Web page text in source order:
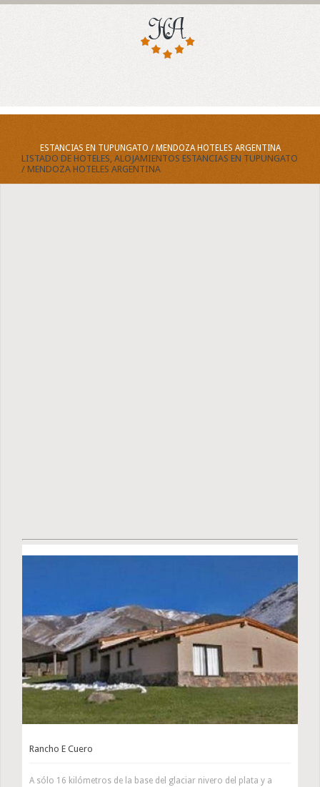
ESTANCIAS EN TUPUNGATO / MENDOZA HOTELES ARGENTINA
LISTADO DE HOTELES, ALOJAMIENTOS ESTANCIAS EN TUPUNGATO
/ MENDOZA HOTELES ARGENTINA
Rancho E Cuero
A sólo 16 kilómetros de la base del glaciar nivero del plata y a